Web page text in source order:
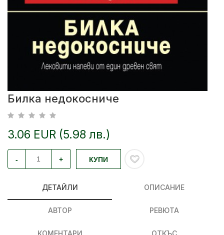
Билка недокосниче
3.06 EUR (5.98 лв.)
- + КУПИ
ДЕТАЙЛИ ОПИСАНИЕ
АВТОР РЕВЮТА
КОМЕНТАРИ ОТКЪС